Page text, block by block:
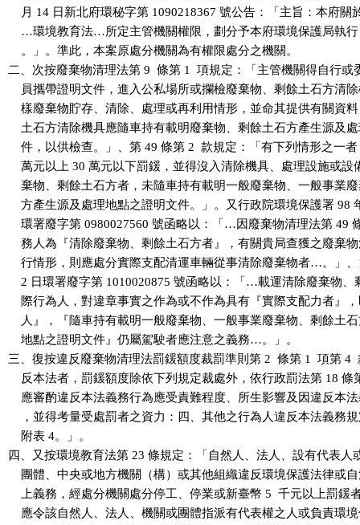
月 14 日新北府環秘字第 1090218367 號公告：「主旨：本府
…環境教育法…所定主管機關權限，劃分予本府環境保護局執
    。」。準此，本案原處分機關為有權限處分之機關。
二、次按廢棄物清理法第 9  條第 1  項規定：「主管機關得自行或
員攜帶證明文件，進入公私場所或攔檢廢棄物、剩餘土石方清
樣廢棄物貯存、清除、處理或再利用情形，並命其提供有關資
土石方清除機具應隨車持有載明廢棄物、剩餘土石方產生源及
件，以供檢查。」、第 49 條第 2  款規定：「有下列情形之一
萬元以上 30 萬元以下罰鍰，並得沒入清除機具、處理設施或
棄物、剩餘土石方者，未隨車持有載明一般廢棄物、一般事業
方產生源及處理地點之證明文件。」。又行政院環境保護署 98
環署廢字第 0980027560 號函略以：「…因廢棄物清理法第 49
務人為『清除廢棄物、剩餘土石方者』，有關貴局查獲之廢棄
行情形，則應處分實際支配清運車輛從事清除廢棄物者…。」、
2 日環署廢字第 1010020875 號函略以：「…載運清除廢棄物、
際行為人，對違章事實之作為或不作為具有『實際支配力者』
人』，『隨車持有載明一般廢棄物、一般事業廢棄物、剩餘土
    地點之證明文件』仍屬駕駛者應注意之義務…。」。
三、復按違反廢棄物清理法罰鍰額度裁罰準則第 2  條第 1  項第 4
反本法者，罰鍰額度除依下列規定裁處外，依行政罰法第 18 條
應審酌違反本法義務行為應受責難程度、所生影響及因違反本
，並得考量受處罰者之資力：四、其他之行為人違反本法義務
    附表 4。」。
四、又按環境教育法第 23 條規定：「自然人、法人、設有代表人
團體、中央或地方機關（構）或其他組織違反環境保護法律或
上義務，經處分機關處分停工、停業或新臺幣 5  千元以上罰鍰
應令該自然人、法人、機關或團體指派有代表權之人或負責環